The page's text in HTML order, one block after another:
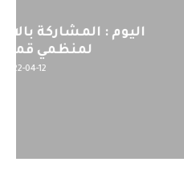
التحضيري
اسيا...